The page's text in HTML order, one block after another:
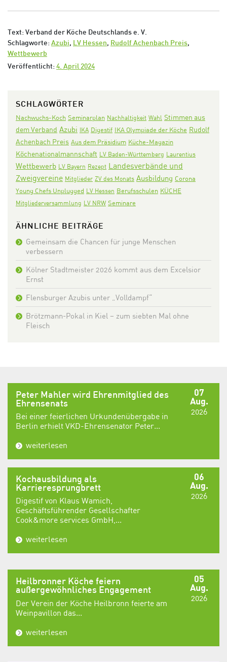
Text: Verband der Köche Deutschlands e. V.
Schlagworte: Azubi, LV Hessen, Rudolf Achenbach Preis,
Wettbewerb
Veröffentlicht: 4. April 2024
SCHLAGWÖRTER
Nachwuchs-Koch Seminarplan Nachhaltigkeit Wahl Stimmen aus
dem Verband Azubi IKA Digestif IKA Olympiade der Köche Rudolf
Achenbach Preis Aus dem Präsidium Küche-Magazin
Köchenationalmannschaft LV Baden-Württemberg Laurentius
Wettbewerb LV Bayern Rezept Landesverbände und
Zweigvereine Mitglieder ZV des Monats Ausbildung Corona
Young Chefs Unplugged LV Hessen Berufsschulen KÜCHE
Mitgliederversammlung LV NRW Seminare
ÄHNLICHE BEITRÄGE
Gemeinsam die Chancen für junge Menschen
verbessern
Kölner Stadtmeister 2026 kommt aus dem Excelsior
Ernst
Flensburger Azubis unter „Volldampf“
Brötzmann-Pokal in Kiel – zum siebten Mal ohne
Fleisch
07
Aug.
2026
Peter Mahler wird Ehrenmitglied des
Ehrensenats
Bei einer feierlichen Urkundenübergabe in
Berlin erhielt VKD-Ehrensenator Peter...
weiterlesen
06
Aug.
2026
Kochausbildung als
Karrieresprungbrett
Digestif von Klaus Wamich,
Geschäftsführender Gesellschafter
Cook&more services GmbH,...
weiterlesen
05
Aug.
2026
Heilbronner Köche feiern
außergewöhnliches Engagement
Der Verein der Köche Heilbronn feierte am
Weinpavillon das...
weiterlesen